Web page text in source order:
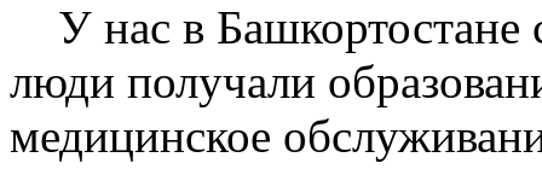
У нас в Башкортостане
люди получали
медицинское